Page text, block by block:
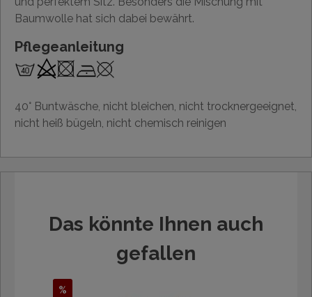
Baumwolle hat sich dabei bewährt.
Pflegeanleitung
40° Buntwäsche, nicht bleichen, nicht trocknergeeignet,
nicht heiß bügeln, nicht chemisch reinigen
Das könnte Ihnen auch
gefallen
%